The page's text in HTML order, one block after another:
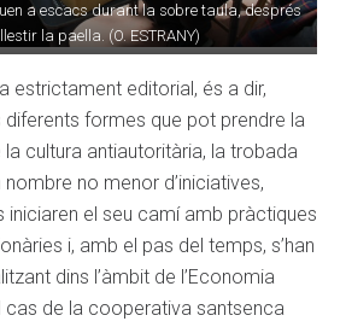
a escacs durant la sobre taula, després
la paella. (O. ESTRANY)
estrictament editorial, és a dir,
diferents formes que pot prendre la
cultura antiautoritària, la trobada
no menor d’iniciatives,
iniciaren el seu camí amb pràctiques
i, amb el pas del temps, s’han
dins l’àmbit de l’Economia
cas de la cooperativa santsenca